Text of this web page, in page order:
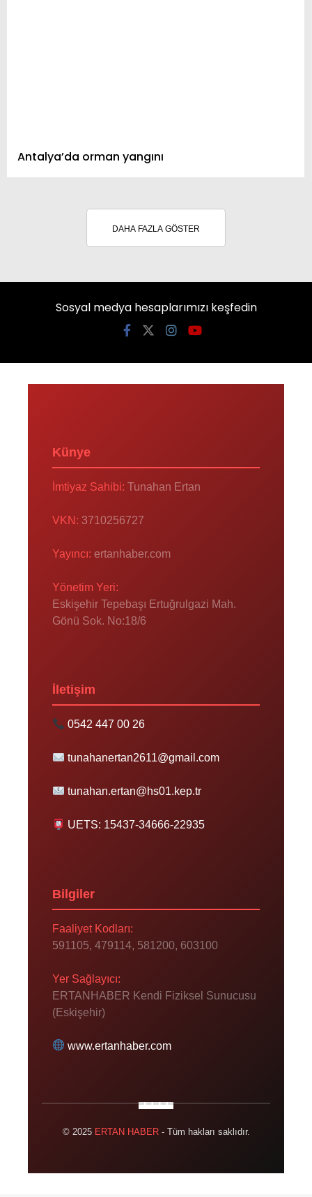
Antalya’da orman yangını
DAHA FAZLA GÖSTER
Sosyal medya hesaplarımızı keşfedin
Künye
İmtiyaz Sahibi: Tunahan Ertan
VKN: 3710256727
Yayıncı: ertanhaber.com
Yönetim Yeri:
Eskişehir Tepebaşı Ertuğrulgazi Mah.
Gönü Sok. No:18/6
İletişim
0542 447 00 26
tunahanertan2611@gmail.com
tunahan.ertan@hs01.kep.tr
UETS: 15437-34666-22935
Bilgiler
Faaliyet Kodları:
591105, 479114, 581200, 603100
Yer Sağlayıcı:
ERTANHABER Kendi Fiziksel Sunucusu
(Eskişehir)
www.ertanhaber.com
© 2025 ERTAN HABER- Tüm hakları saklıdır.